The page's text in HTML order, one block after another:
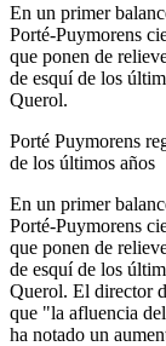
En un primer
Porté-Puymorens
que ponen de
de esquí de los
Querol.
Porté Puymorens
de los últimos años
En un primer
Porté-Puymorens
que ponen de
de esquí de los
Querol. El director
que "la afluencia
ha notado un